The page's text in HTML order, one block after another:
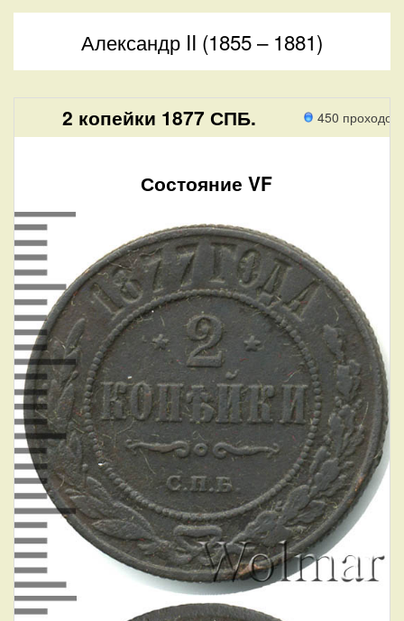
Александр II (1855 – 1881)
450 проходов
2 копейки 1877 СПБ.
Состояние VF